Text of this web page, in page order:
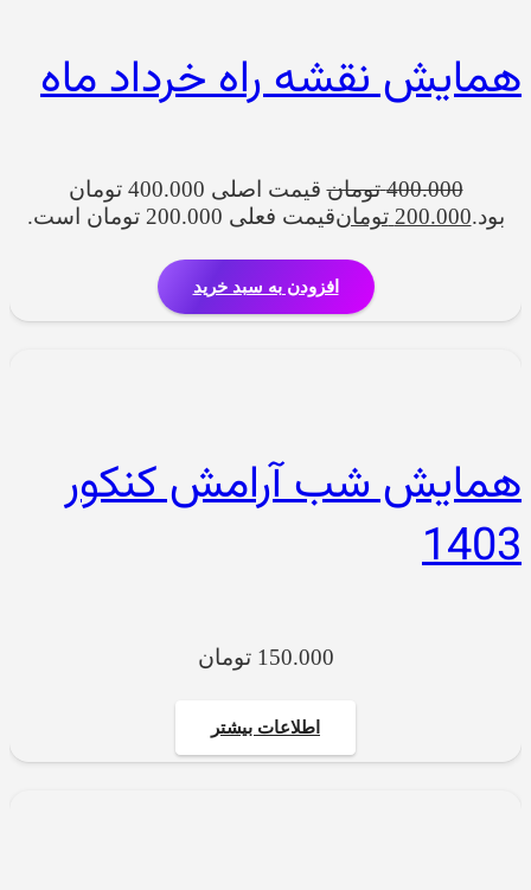
همایش نقشه راه خرداد ماه
400.000 تومان
قیمت اصلی 400.000 تومان
بود.200.000 تومانقیمت فعلی 200.000 تومان است.
افزودن به سبد خرید
همایش شب آرامش کنکور
1403
150.000 تومان
اطلاعات بیشتر